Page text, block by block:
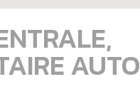
AUTO